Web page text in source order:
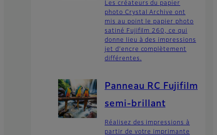
Les créateurs du papier
photo Crystal Archive ont
mis au point le papier photo
satiné Fujifilm 260, ce qui
donne lieu à des impressions
jet d'encre complètement
différentes.
Panneau RC Fujifilm
semi-brillant
Réalisez des impressions à
partir de votre imprimante